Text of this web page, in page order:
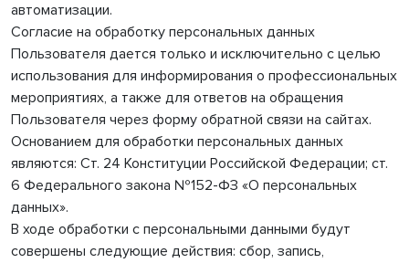
автоматизации.
Согласие на обработку персональных данных
Пользователя дается только и исключительно с целью
использования для информирования о профессиональных
мероприятиях, а также для ответов на обращения
Пользователя через форму обратной связи на сайтах.
Основанием для обработки персональных данных
являются: Ст. 24 Конституции Российской Федерации; ст.
6 Федерального закона №152-ФЗ «О персональных
данных».
В ходе обработки с персональными данными будут
совершены следующие действия: сбор, запись,